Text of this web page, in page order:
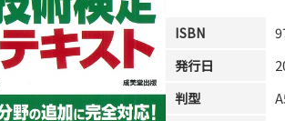
ISBN
発行日
判型